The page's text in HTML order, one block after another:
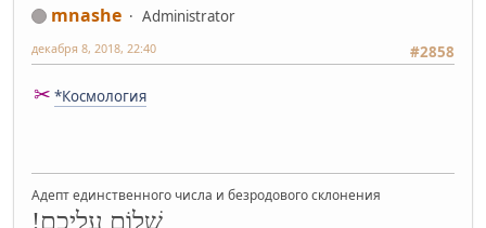
mnashe
Administrator
#2858
декабря 8, 2018, 22:40
✂ *Космология
Адепт единственного числа и безродового склонения
שָׁלוֹם עֲלֵיכֶם!